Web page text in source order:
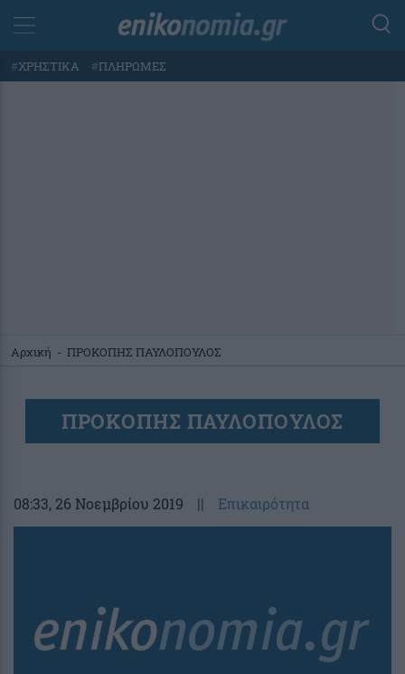
#ΧΡΗΣΤΙΚΑ #ΠΛΗΡΩΜΕΣ
Αρχική - ΠΡΟΚΟΠΗΣ ΠΑΥΛΟΠΟΥΛΟΣ
ΠΡΟΚΟΠΗΣ ΠΑΥΛΟΠΟΥΛΟΣ
08:33, 26 Νοεμβρίου 2019 || Επικαιρότητα